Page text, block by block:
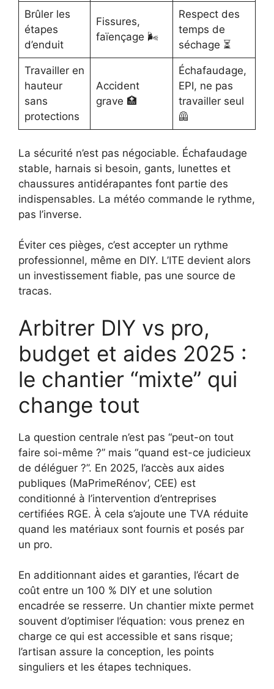
Brûler les
étapes
d’enduit
Fissures,
faïençage 🌬️
Respect des
temps de
séchage ⏳
Travailler en
hauteur
sans
protections
Accident
grave 🏥
Échafaudage,
EPI, ne pas
travailler seul
🦺
La sécurité n’est pas négociable. Échafaudage
stable, harnais si besoin, gants, lunettes et
chaussures antidérapantes font partie des
indispensables. La météo commande le rythme,
pas l’inverse.
Éviter ces pièges, c’est accepter un rythme
professionnel, même en DIY. L’ITE devient alors
un investissement fiable, pas une source de
tracas.
Arbitrer DIY vs pro,
budget et aides 2025 :
le chantier “mixte” qui
change tout
La question centrale n’est pas “peut-on tout
faire soi-même ?” mais “quand est-ce judicieux
de déléguer ?”. En 2025, l’accès aux aides
publiques (MaPrimeRénov’, CEE) est
conditionné à l’intervention d’entreprises
certifiées RGE. À cela s’ajoute une TVA réduite
quand les matériaux sont fournis et posés par
un pro.
En additionnant aides et garanties, l’écart de
coût entre un 100 % DIY et une solution
encadrée se resserre. Un chantier mixte permet
souvent d’optimiser l’équation: vous prenez en
charge ce qui est accessible et sans risque;
l’artisan assure la conception, les points
singuliers et les étapes techniques.